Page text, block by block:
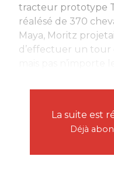
tracteur prototype
réalésé de 370
Maya, Moritz
d’effectuer un tour
La suite est
Déjà